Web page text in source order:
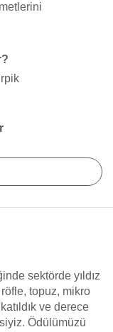
sektörde yıldız
topuz, mikro
ve derece
Ödülümüzü